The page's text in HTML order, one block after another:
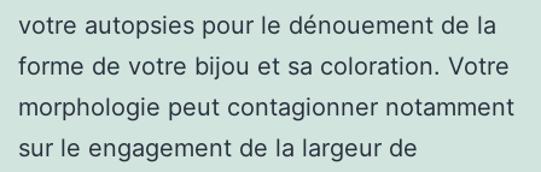
votre autopsies pour le dénouement de la
forme de votre bijou et sa coloration. Votre
morphologie peut contagionner notamment
sur le engagement de la largeur de